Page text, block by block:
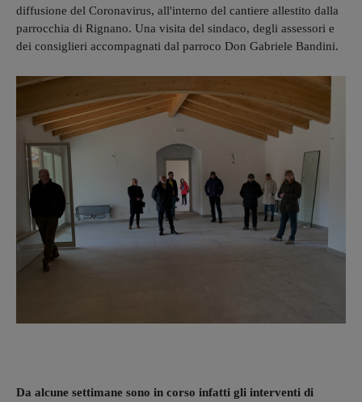
diffusione del Coronavirus, all'interno del cantiere allestito dalla
parrocchia di Rignano. Una visita del sindaco, degli assessori e
dei consiglieri accompagnati dal parroco Don Gabriele Bandini.
Da alcune settimane sono in corso infatti gli interventi di